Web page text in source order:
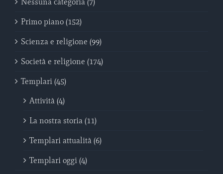
Primo piano (152)
Scienza e religione (99)
Società e religione (174)
Templari (45)
Attività (4)
La nostra storia (11)
Templari attualità (6)
Templari oggi (4)